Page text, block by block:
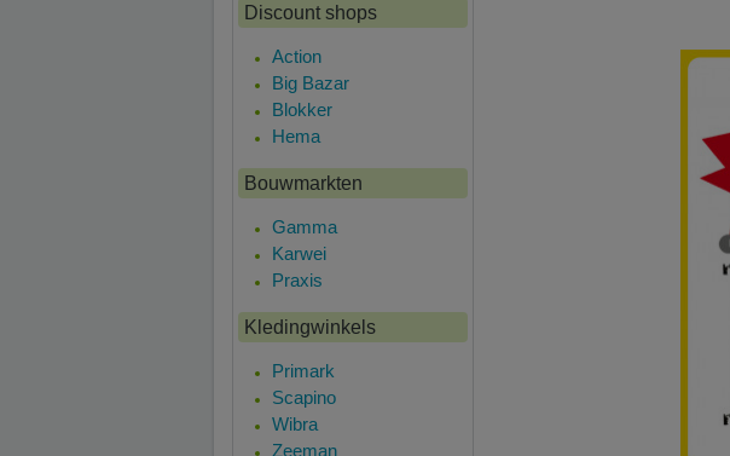
Discount shops
Action
Big Bazar
Blokker
Hema
Bouwmarkten
Gamma
Karwei
Praxis
Kledingwinkels
Primark
Scapino
Wibra
Zeeman